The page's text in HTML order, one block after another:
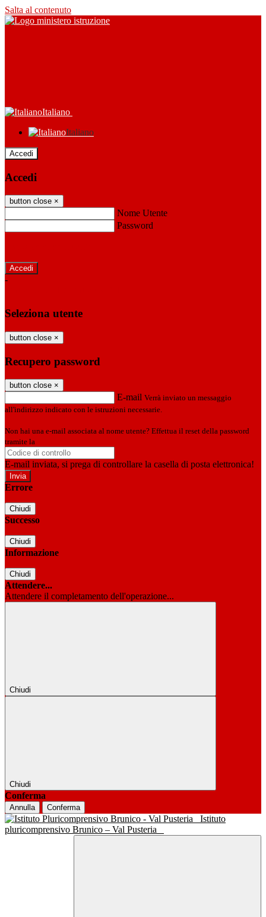
Salta al contenuto
Italiano
Italiano
Accedi
Accedi
button close ×
Nome Utente
Password
-
Seleziona utente
button close ×
Recupero password
button close ×
E-mail Verrà inviato un messaggio
all'indirizzo indicato con le istruzioni necessarie.
Non hai una e-mail associata al nome utente? Effettua il reset della password
tramite la
E-mail inviata, si prega di controllare la casella di posta elettronica!
Errore
Chiudi
Successo
Chiudi
Informazione
Chiudi
Attendere...
Attendere il completamento dell'operazione...
Chiudi
Chiudi
Conferma
Annulla Conferma
Istituto
pluricomprensivo Brunico – Val Pusteria